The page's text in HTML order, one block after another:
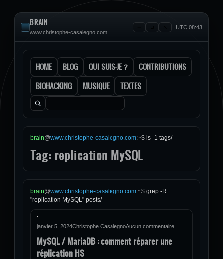
BRAIN
www.christophe-casalegno.com
UTC 08:43
HOME BLOG QUI SUIS-JE ?
CONTRIBUTIONS
BIOHACKING
MUSIQUE TEXTES
Rechercher :
brain@www.christophe-casalegno.com:~$ ls -1 tags/
Tag: replication MySQL
brain@www.christophe-casalegno.com:~$ grep -R
"replication MySQL" posts/
janvier 5, 2024Christophe CasalegnoAucun commentaire
MySQL / MariaDB : comment réparer une
réplication HS